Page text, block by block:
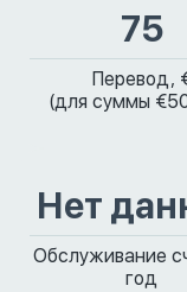
75
Перевод,
(для суммы
Нет
Обслуживание
год